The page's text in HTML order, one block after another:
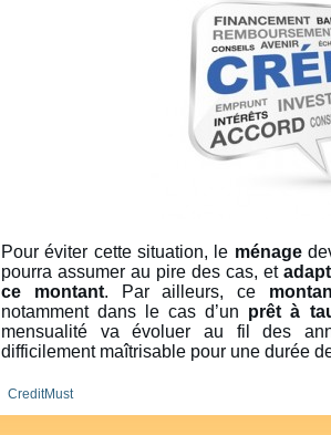
Pour éviter cette situation, le ménage
pourra assumer au pire des cas, et
ce montant. Par ailleurs, ce
notamment dans le cas d’un prêt à
mensualité va évoluer au fil des
difficilement maîtrisable pour une durée
CreditMust